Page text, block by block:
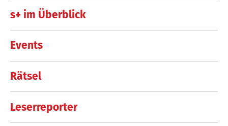
s+ im Überblick
Events
Rätsel
Leserreporter